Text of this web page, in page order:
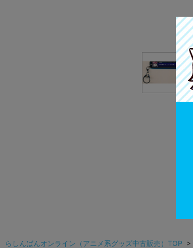
らしんばんオンライン（アニメ系グッズ中古販売）TOP >